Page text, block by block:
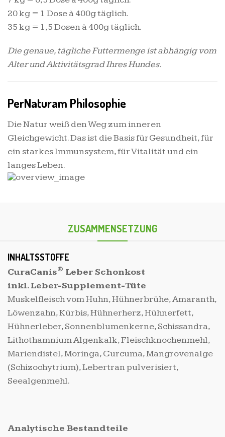
20 kg = 1 Dose à 400g täglich.
35 kg = 1,5 Dosen à 400g täglich.
Die genaue, tägliche Futtermenge ist abhängig vom
Alter und Aktivitätsgrad Ihres Hundes.
PerNaturam Philosophie
Die Natur weiß den Weg zum inneren
Gleichgewicht. Das ist die Basis für Gesundheit, für
ein starkes Immunsystem, für Vitalität und ein
langes Leben.
ZUSAMMENSETZUNG
INHALTSSTOFFE
CuraCanis® Leber Schonkost
inkl. Leber-Supplement-Tüte
Muskelfleisch vom Huhn, Hühnerbrühe, Amaranth,
Löwenzahn, Kürbis, Hühnerherz, Hühnerfett,
Hühnerleber, Sonnenblumenkerne, Schissandra,
Lithothamnium Algenkalk, Fleischknochenmehl,
Mariendistel, Moringa, Curcuma, Mangrovenalge
(Schizochytrium), Lebertran pulverisiert,
Seealgenmehl.
Analytische Bestandteile